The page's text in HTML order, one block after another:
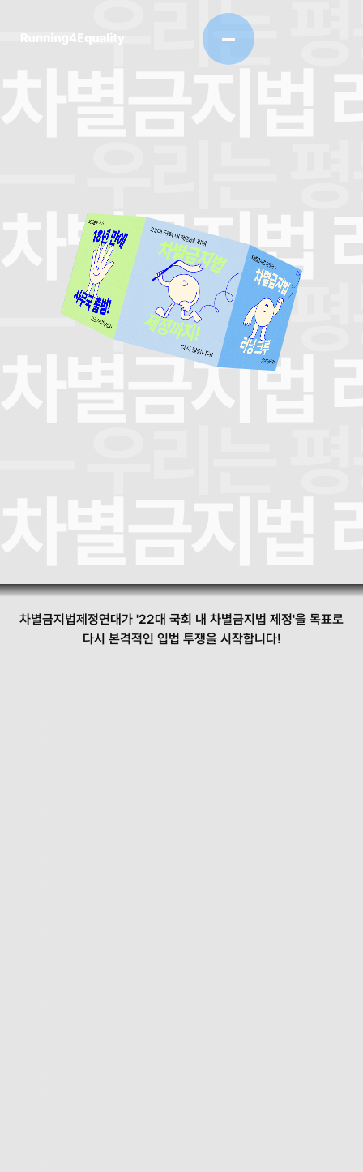
제정운동 후원
지금 시작하세요!
차별금지법 제정까지
함께 달려요!
22대 국회 내 제정을 위해
다시 달립니다!
제정운동 후원
차별금지법 제정까지
함께 달려요!
22대 국회 내 제정을 위해 제정운동 후원
지금 시작하세요!
차별금지법 제정까지
함께 달려요!
22대 국회 내 제정을 위해
다시 달립니다!
— 우리는
차별금지
— 우리는
차별금지
차별금지법제정연대가 '22대 국회 내 차별금지법 제정'을 목표로
다시 본격적인 입법 투쟁을 시작합니다!